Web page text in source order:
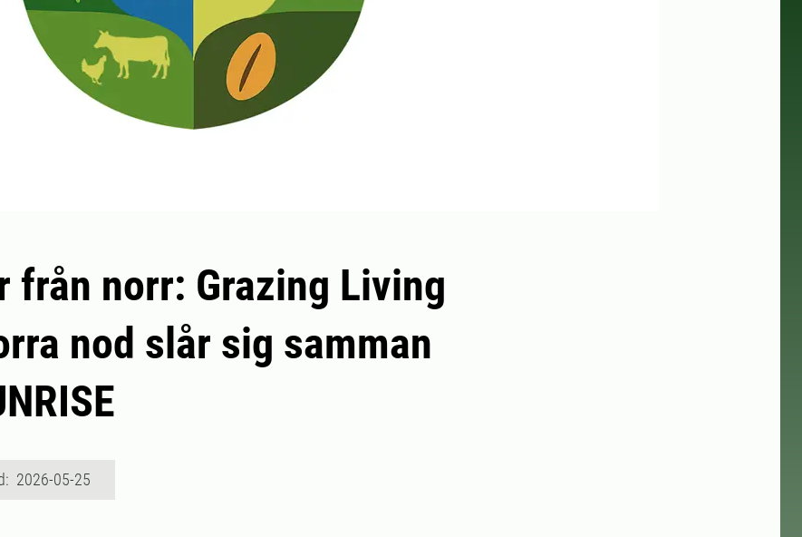
från norr: Grazing Living
nod slår sig samman
2026-05-25